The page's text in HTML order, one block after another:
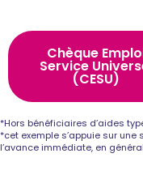
Chèque
Service
(CESU)
*Hors bénéficiaires d’aides type
*cet exemple s’appuie sur
l’avance immédiate, en